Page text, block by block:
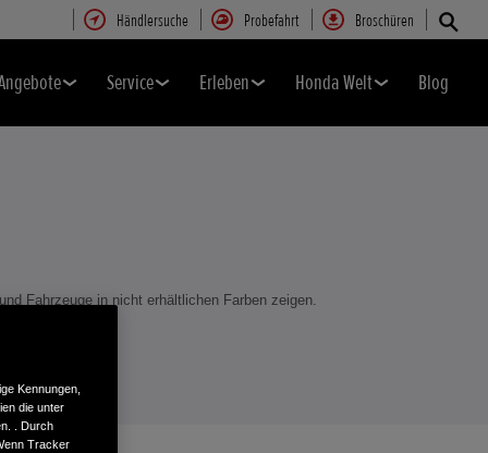
Händlersuche Probefahrt Broschüren
Service Erleben Honda Welt Blog
Fahrzeuge in nicht erhältlichen Farben zeigen.
Kennungen,
die unter
. Durch
Tracker